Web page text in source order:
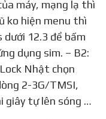
ko hiện menu thì
dưới 12.3 để bấm
dụng sim. – B2:
Nhật chọn
2-3G/TMSI,
giây tự lên sóng …